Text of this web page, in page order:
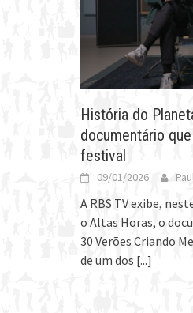
História do
documentário
festival
09/01/2026
A RBS TV exibe,
o Altas Horas, o
30 Verões Criando
de um dos [...]